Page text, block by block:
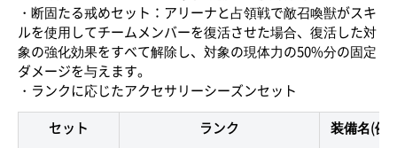
・断固たる戒めセット：アリーナと占領戦で敵召喚獣がスキ
ルを使用してチームメンバーを復活させた場合、復活した対
象の強化効果をすべて解除し、対象の現体力の50%分の固定
ダメージを与えます。
・ランクに応じたアクセサリーシーズンセット
セット
ランク 装備名(例